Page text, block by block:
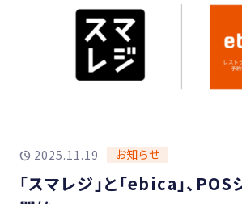
2025.11.19 お知らせ
「スマレジ」と「ebica」、